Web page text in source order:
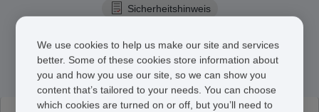
Sicherheitshinweis
Tamiflu
Oseltamivir Phosphate
We use cookies to help us make our site and services
better. Some of these cookies store information about
you and how you use our site, so we can show you
content that’s tailored to your needs. You can choose
which cookies are turned on or off, but you’ll need to